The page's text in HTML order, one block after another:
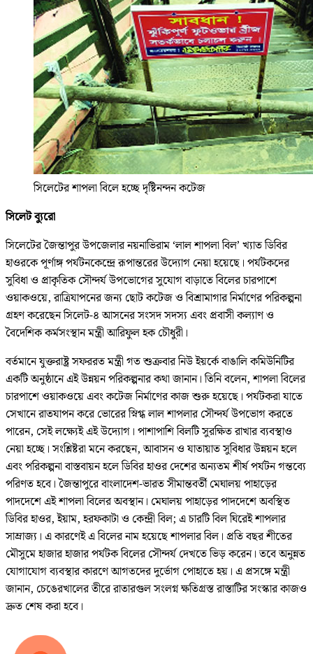
সিলেটের শাপলা বিলে হচ্ছে দৃষ্টিনন্দন কটেজ
সিলেট ব্যুরো
সিলেটের জৈন্তাপুর উপজেলার নয়নাভিরাম ‘লাল শাপলা বিল’ খ্যাত ডিবির
হাওরকে পূর্ণাঙ্গ পর্যটনকেন্দ্রে রূপান্তরের উদ্যোগ নেয়া হয়েছে। পর্যটকদের
সুবিধা ও প্রাকৃতিক সৌন্দর্য উপভোগের সুযোগ বাড়াতে বিলের চারপাশে
ওয়াকওয়ে, রাত্রিযাপনের জন্য ছোট কটেজ ও বিশ্রামাগার নির্মাণের পরিকল্পনা
গ্রহণ করেছেন সিলেট-৪ আসনের সংসদ সদস্য এবং প্রবাসী কল্যাণ ও
বৈদেশিক কর্মসংস্থান মন্ত্রী আরিফুল হক চৌধুরী।
বর্তমানে যুক্তরাষ্ট্র সফররত মন্ত্রী গত শুক্রবার নিউ ইয়র্কে বাঙালি কমিউনিটির
একটি অনুষ্ঠানে এই উন্নয়ন পরিকল্পনার কথা জানান। তিনি বলেন, শাপলা বিলের
চারপাশে ওয়াকওয়ে এবং কটেজ নির্মাণের কাজ শুরু হয়েছে। পর্যটকরা যাতে
সেখানে রাতযাপন করে ভোরের স্নিগ্ধ লাল শাপলার সৌন্দর্য উপভোগ করতে
পারেন, সেই লক্ষ্যেই এই উদ্যোগ। পাশাপাশি বিলটি সুরক্ষিত রাখার ব্যবস্থাও
নেয়া হচ্ছে। সংশ্লিষ্টরা মনে করছেন, আবাসন ও যাতায়াত সুবিধার উন্নয়ন হলে
এবং পরিকল্পনা বাস্তবায়ন হলে ডিবির হাওর দেশের অন্যতম শীর্ষ পর্যটন গন্তব্যে
পরিণত হবে। জৈন্তাপুরে বাংলাদেশ-ভারত সীমান্তবর্তী মেঘালয় পাহাড়ের
পাদদেশে এই শাপলা বিলের অবস্থান। মেঘালয় পাহাড়ের পাদদেশে অবস্থিত
ডিবির হাওর, ইয়াম, হরফকাটা ও কেন্দ্রী বিল; এ চারটি বিল ঘিরেই শাপলার
সাম্রাজ্য। এ কারণেই এ বিলের নাম হয়েছে শাপলার বিল। প্রতি বছর শীতের
মৌসুমে হাজার হাজার পর্যটক বিলের সৌন্দর্য দেখতে ভিড় করেন। তবে অনুন্নত
যোগাযোগ ব্যবস্থার কারণে আগতদের দুর্ভোগ পোহাতে হয়। এ প্রসঙ্গে মন্ত্রী
জানান, চেঙেরখালের তীরে রাতারগুল সংলগ্ন ক্ষতিগ্রস্ত রাস্তাটির সংস্কার কাজও
দ্রুত শেষ করা হবে।